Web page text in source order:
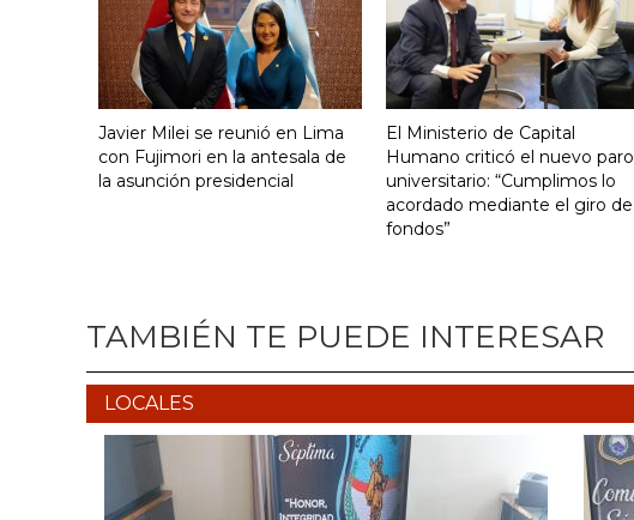
Javier Milei se reunió en Lima
con Fujimori en la antesala de
la asunción presidencial
El Ministerio de Capital
Humano criticó el nuevo paro
universitario: “Cumplimos lo
acordado mediante el giro de
fondos”
TAMBIÉN TE PUEDE INTERESAR
LOCALES